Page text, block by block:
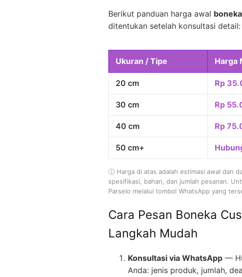
Berikut panduan harga awal
ditentukan setelah konsultasi detail:
Ukuran / Tipe Harga
20 cm Rp
30 cm Rp
40 cm Rp
50 cm+
ⓘ Harga di atas adalah estimasi awal dan
spesifikasi, bahan, dan jumlah pesanan.
Parselo melalui tombol WhatsApp yang
Cara Pesan Boneka
Langkah Mudah
Konsultasi via WhatsApp —
Anda: jenis produk, jumlah,